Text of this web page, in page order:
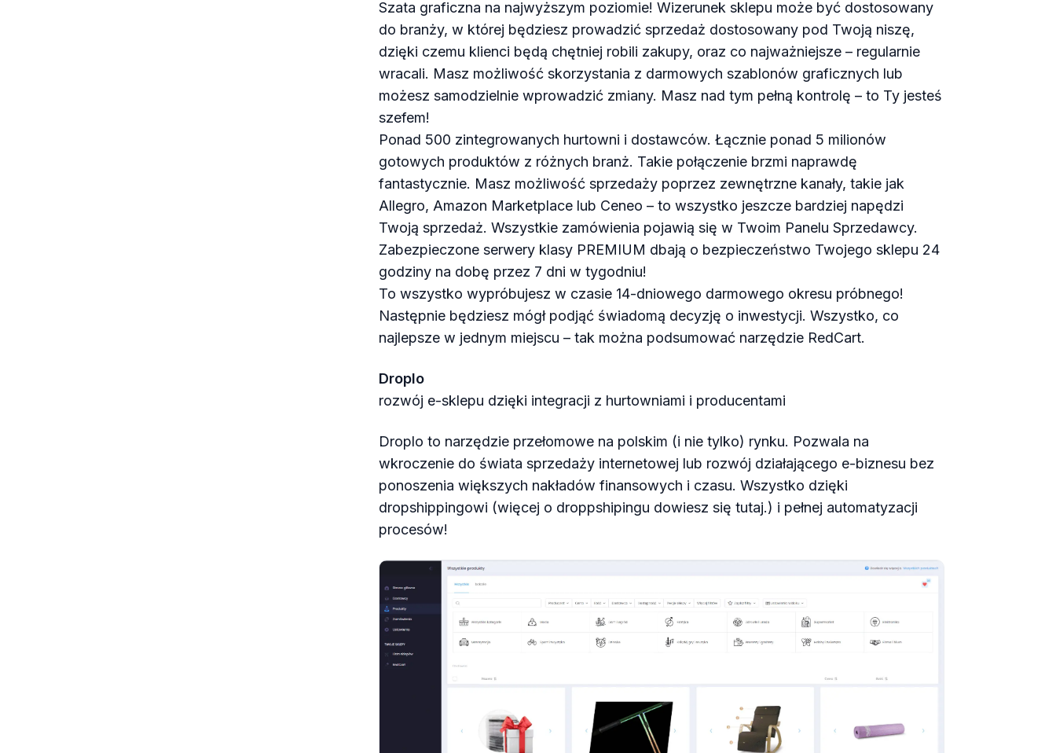
Szata graficzna na najwyższym poziomie! Wizerunek sklepu może być dostosowany
do branży, w której będziesz prowadzić sprzedaż dostosowany pod Twoją niszę,
dzięki czemu klienci będą chętniej robili zakupy, oraz co najważniejsze – regularnie
wracali. Masz możliwość skorzystania z darmowych szablonów graficznych lub
możesz samodzielnie wprowadzić zmiany. Masz nad tym pełną kontrolę – to Ty jesteś
szefem!
Ponad 500 zintegrowanych hurtowni i dostawców. Łącznie ponad 5 milionów
gotowych produktów z różnych branż. Takie połączenie brzmi naprawdę
fantastycznie. Masz możliwość sprzedaży poprzez zewnętrzne kanały, takie jak
Allegro, Amazon Marketplace lub Ceneo – to wszystko jeszcze bardziej napędzi
Twoją sprzedaż. Wszystkie zamówienia pojawią się w Twoim Panelu Sprzedawcy.
Zabezpieczone serwery klasy PREMIUM dbają o bezpieczeństwo Twojego sklepu 24
godziny na dobę przez 7 dni w tygodniu!
To wszystko wypróbujesz w czasie 14-dniowego darmowego okresu próbnego!
Następnie będziesz mógł podjąć świadomą decyzję o inwestycji. Wszystko, co
najlepsze w jednym miejscu – tak można podsumować narzędzie RedCart.
Droplo
rozwój e-sklepu dzięki integracji z hurtowniami i producentami
Droplo to narzędzie przełomowe na polskim (i nie tylko) rynku. Pozwala na
wkroczenie do świata sprzedaży internetowej lub rozwój działającego e-biznesu bez
ponoszenia większych nakładów finansowych i czasu. Wszystko dzięki
dropshippingowi (więcej o droppshipingu dowiesz się tutaj.) i pełnej automatyzacji
procesów!